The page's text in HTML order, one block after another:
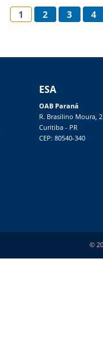
1 2 3 4
ESA
OAB Paraná
R. Brasilino Moura,
Curitiba - PR
CEP: 80540-340
©